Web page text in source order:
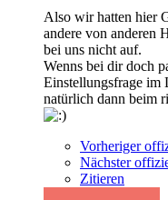
Also wir hatten hier
andere von anderen
bei uns nicht auf.
Wenns bei dir doch
Einstellungsfrage
natürlich dann beim
Vorheriger
Nächster
Zitieren